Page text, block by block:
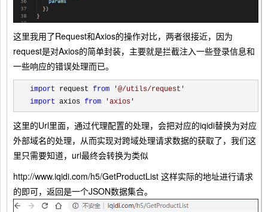
这里我用了Request和Axios的操作对比，两者很接近，因为
request是对Axios的简单封装，主要就是拦截注入一些登录信息和
一些响应的错误处理而已。
import request from '@/utils/request '
import axios from 'axios '
这里的Url里面，通过代理配置的处理，会把对应的iqidi替换为对应
外部域名的处理，从而实现对跨域处理请求数据的获取了，我们这
里只需要知道，url最终会转换为类似
http://www.iqidi.com/h5/GetProductList 这样实际的地址进行请求
的即可，返回是一个JSON数据集合。